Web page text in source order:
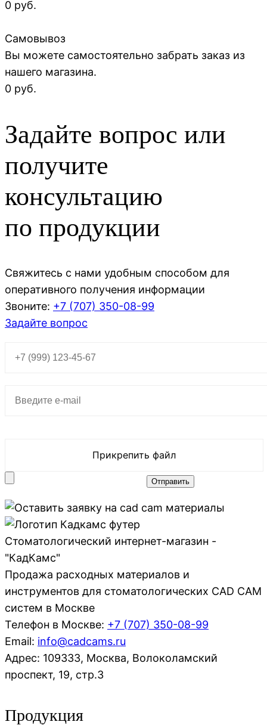
0 руб.
Самовывоз
Вы можете самостоятельно забрать заказ из
нашего магазина.
0 руб.
Задайте вопрос или
получите
консультацию
по продукции
Свяжитесь с нами удобным способом для
оперативного получения информации
Звоните: +7 (707) 350-08-99
Задайте вопрос
Прикрепить файл
Стоматологический интернет-магазин -
"КадКамс"
Продажа расходных материалов и
инструментов для стоматологических CAD CAM
систем в Москве
Телефон в Москве: +7 (707) 350-08-99
Email: info@cadcams.ru
Адрес: 109333, Москва, Волоколамский
проспект, 19, стр.3
Продукция